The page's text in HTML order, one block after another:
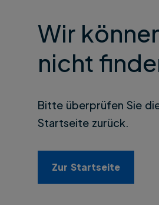
Wir
nicht
Bitte überprüfen Sie
Startseite zurück.
Zur Startseite